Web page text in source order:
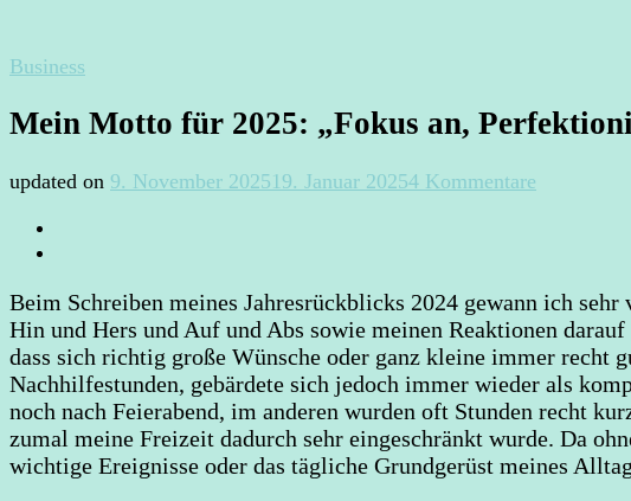
Business
Mein Motto für 2025: „Fokus an,
updated on 9. November 202519. Januar 20254 Kommentare
an,
aus
and
„go
with
the
Flow“
Beim Schreiben meines Jahresrückblicks 2024 gewann ich
Hin und Hers und Auf und Abs sowie meinen Reaktionen
dass sich richtig große Wünsche oder ganz kleine immer
Nachhilfestunden, gebärdete sich jedoch immer wieder als
noch nach Feierabend, im anderen wurden oft Stunden recht
zumal meine Freizeit dadurch sehr eingeschränkt wurde. Da
wichtige Ereignisse oder das tägliche Grundgerüst meines